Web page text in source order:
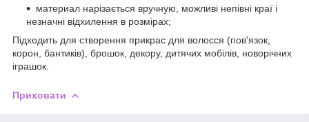
материал нарізається вручную, можливі непівні краї і
незначні відхилення в розмірах;
Підходить для створення прикрас для волосся (пов'язок,
корон, бантиків), брошок, декору, дитячих мобілів, новорічних
іграшок.
Приховати